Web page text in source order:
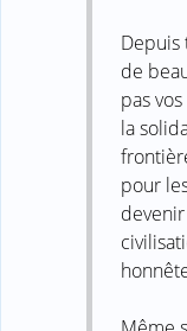
Depuis
de
pas
la
pour